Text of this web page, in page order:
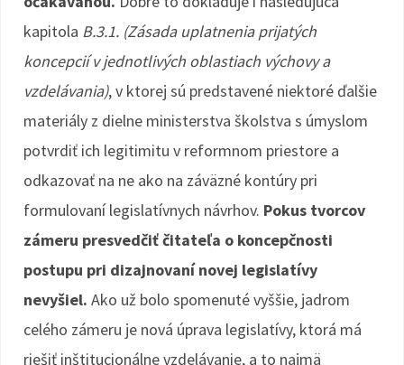
kapitola B.3.1. (Zásada uplatnenia prijatých
koncepcií v jednotlivých oblastiach výchovy a
vzdelávania), v ktorej sú predstavené niektoré ďalšie
materiály z dielne ministerstva školstva s úmyslom
potvrdiť ich legitimitu v reformnom priestore a
odkazovať na ne ako na záväzné kontúry pri
formulovaní legislatívnych návrhov. Pokus tvorcov
zámeru presvedčiť čitateľa o koncepčnosti
postupu pri dizajnovaní novej legislatívy
nevyšiel. Ako už bolo spomenuté vyššie, jadrom
celého zámeru je nová úprava legislatívy, ktorá má
riešiť inštitucionálne vzdelávanie, a to najmä